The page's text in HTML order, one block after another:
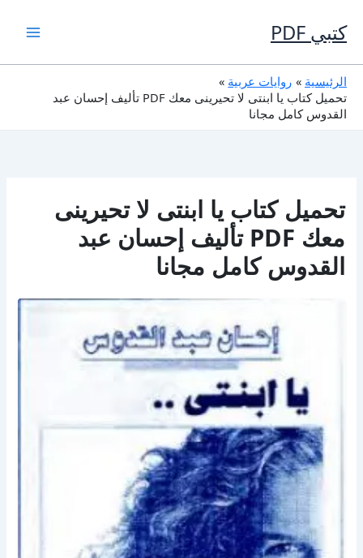
إلى
المحتوى
كتبي PDF
الرئيسية
روايات عربية
تحميل كتاب يا ابنتى لا تحيرينى معك PDF تأليف إحسان عبد
القدوس كامل مجانا
تحميل كتاب يا ابنتى لا تحيرينى
معك PDF تأليف إحسان عبد
القدوس كامل مجانا